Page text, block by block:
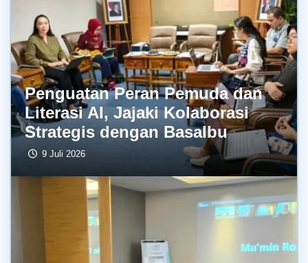
Penguatan Peran Pemuda dan
Literasi AI, Jajaki Kolaborasi
Strategis dengan BasaIbu
9 Juli 2026